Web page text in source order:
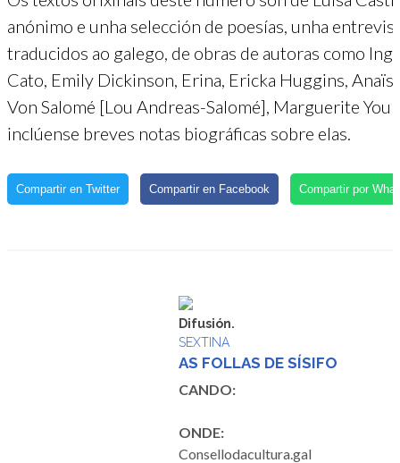
anónimo e unha selección de poesías, unha
traducidos ao galego, de obras de autoras como
Cato, Emily Dickinson, Erina, Ericka Huggins,
Von Salomé [Lou Andreas-Salomé], Marguerite
inclúense breves notas biográficas sobre elas.
Compartir en Twitter Compartir en Facebook Compartir por
Difusión.
SEXTINA
AS FOLLAS DE SÍSIFO
CANDO:
ONDE:
Consellodacultura.gal